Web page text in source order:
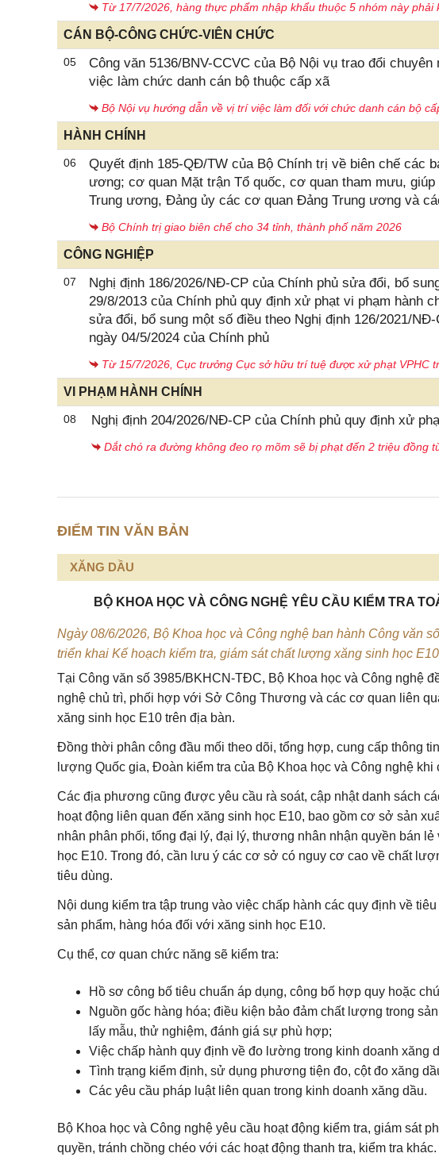
Từ 17/7/2026, hàng thực phẩm nhập khẩu thuộc 5 nhóm này phải
CÁN BỘ-CÔNG CHỨC-VIÊN CHỨC
05
Công văn 5136/BNV-CCVC của Bộ Nội vụ trao đổi
việc làm chức danh cán bộ thuộc cấp xã
Bộ Nội vụ hướng dẫn về vị trí việc làm đối với chức danh cán bộ
HÀNH CHÍNH
06
Quyết định 185-QĐ/TW của Bộ Chính trị về biên chế các
ương; cơ quan Mặt trận Tổ quốc, cơ quan tham mưu,
Trung ương, Đảng ủy các cơ quan Đảng Trung ương và
Bộ Chính trị giao biên chế cho 34 tỉnh, thành phố năm 2026
CÔNG NGHIỆP
07
Nghị định 186/2026/NĐ-CP của Chính phủ sửa đổi, bổ
29/8/2013 của Chính phủ quy định xử phạt vi phạm hành
sửa đổi, bổ sung một số điều theo Nghị định 126/2021/
ngày 04/5/2024 của Chính phủ
Từ 15/7/2026, Cục trưởng Cục sở hữu trí tuệ được xử phạt VPHC
VI PHẠM HÀNH CHÍNH
08 Nghị định 204/2026/NĐ-CP của Chính phủ quy định xử
Dắt chó ra đường không đeo rọ mõm sẽ bị phạt đến 2 triệu đồng
ĐIỂM TIN VĂN BẢN
XĂNG DẦU
BỘ KHOA HỌC VÀ CÔNG NGHỆ YÊU CẦU KIỂM TRA
Ngày 08/6/2026, Bộ Khoa học và Công nghệ ban hành Công văn
triển khai Kế hoạch kiểm tra, giám sát chất lượng xăng sinh học
Tại Công văn số 3985/BKHCN-TĐC, Bộ Khoa học và Công nghệ
nghệ chủ trì, phối hợp với Sở Công Thương và các cơ quan liên
xăng sinh học E10 trên địa bàn.
Đồng thời phân công đầu mối theo dõi, tổng hợp, cung cấp thông
lượng Quốc gia, Đoàn kiểm tra của Bộ Khoa học và Công nghệ khi
Các địa phương cũng được yêu cầu rà soát, cập nhật danh sách
hoạt động liên quan đến xăng sinh học E10, bao gồm cơ sở sản
nhân phân phối, tổng đại lý, đại lý, thương nhân nhận quyền bán
học E10. Trong đó, cần lưu ý các cơ sở có nguy cơ cao về chất
tiêu dùng.
Nội dung kiểm tra tập trung vào việc chấp hành các quy định về
sản phẩm, hàng hóa đối với xăng sinh học E10.
Cụ thể, cơ quan chức năng sẽ kiểm tra:
Hồ sơ công bố tiêu chuẩn áp dụng, công bố hợp quy hoặc
Nguồn gốc hàng hóa; điều kiện bảo đảm chất lượng trong
lấy mẫu, thử nghiệm, đánh giá sự phù hợp;
Việc chấp hành quy định về đo lường trong kinh doanh xăng
Tình trạng kiểm định, sử dụng phương tiện đo, cột đo xăng
Các yêu cầu pháp luật liên quan trong kinh doanh xăng dầu.
Bộ Khoa học và Công nghệ yêu cầu hoạt động kiểm tra, giám sát
quyền, tránh chồng chéo với các hoạt động thanh tra, kiểm tra khác.